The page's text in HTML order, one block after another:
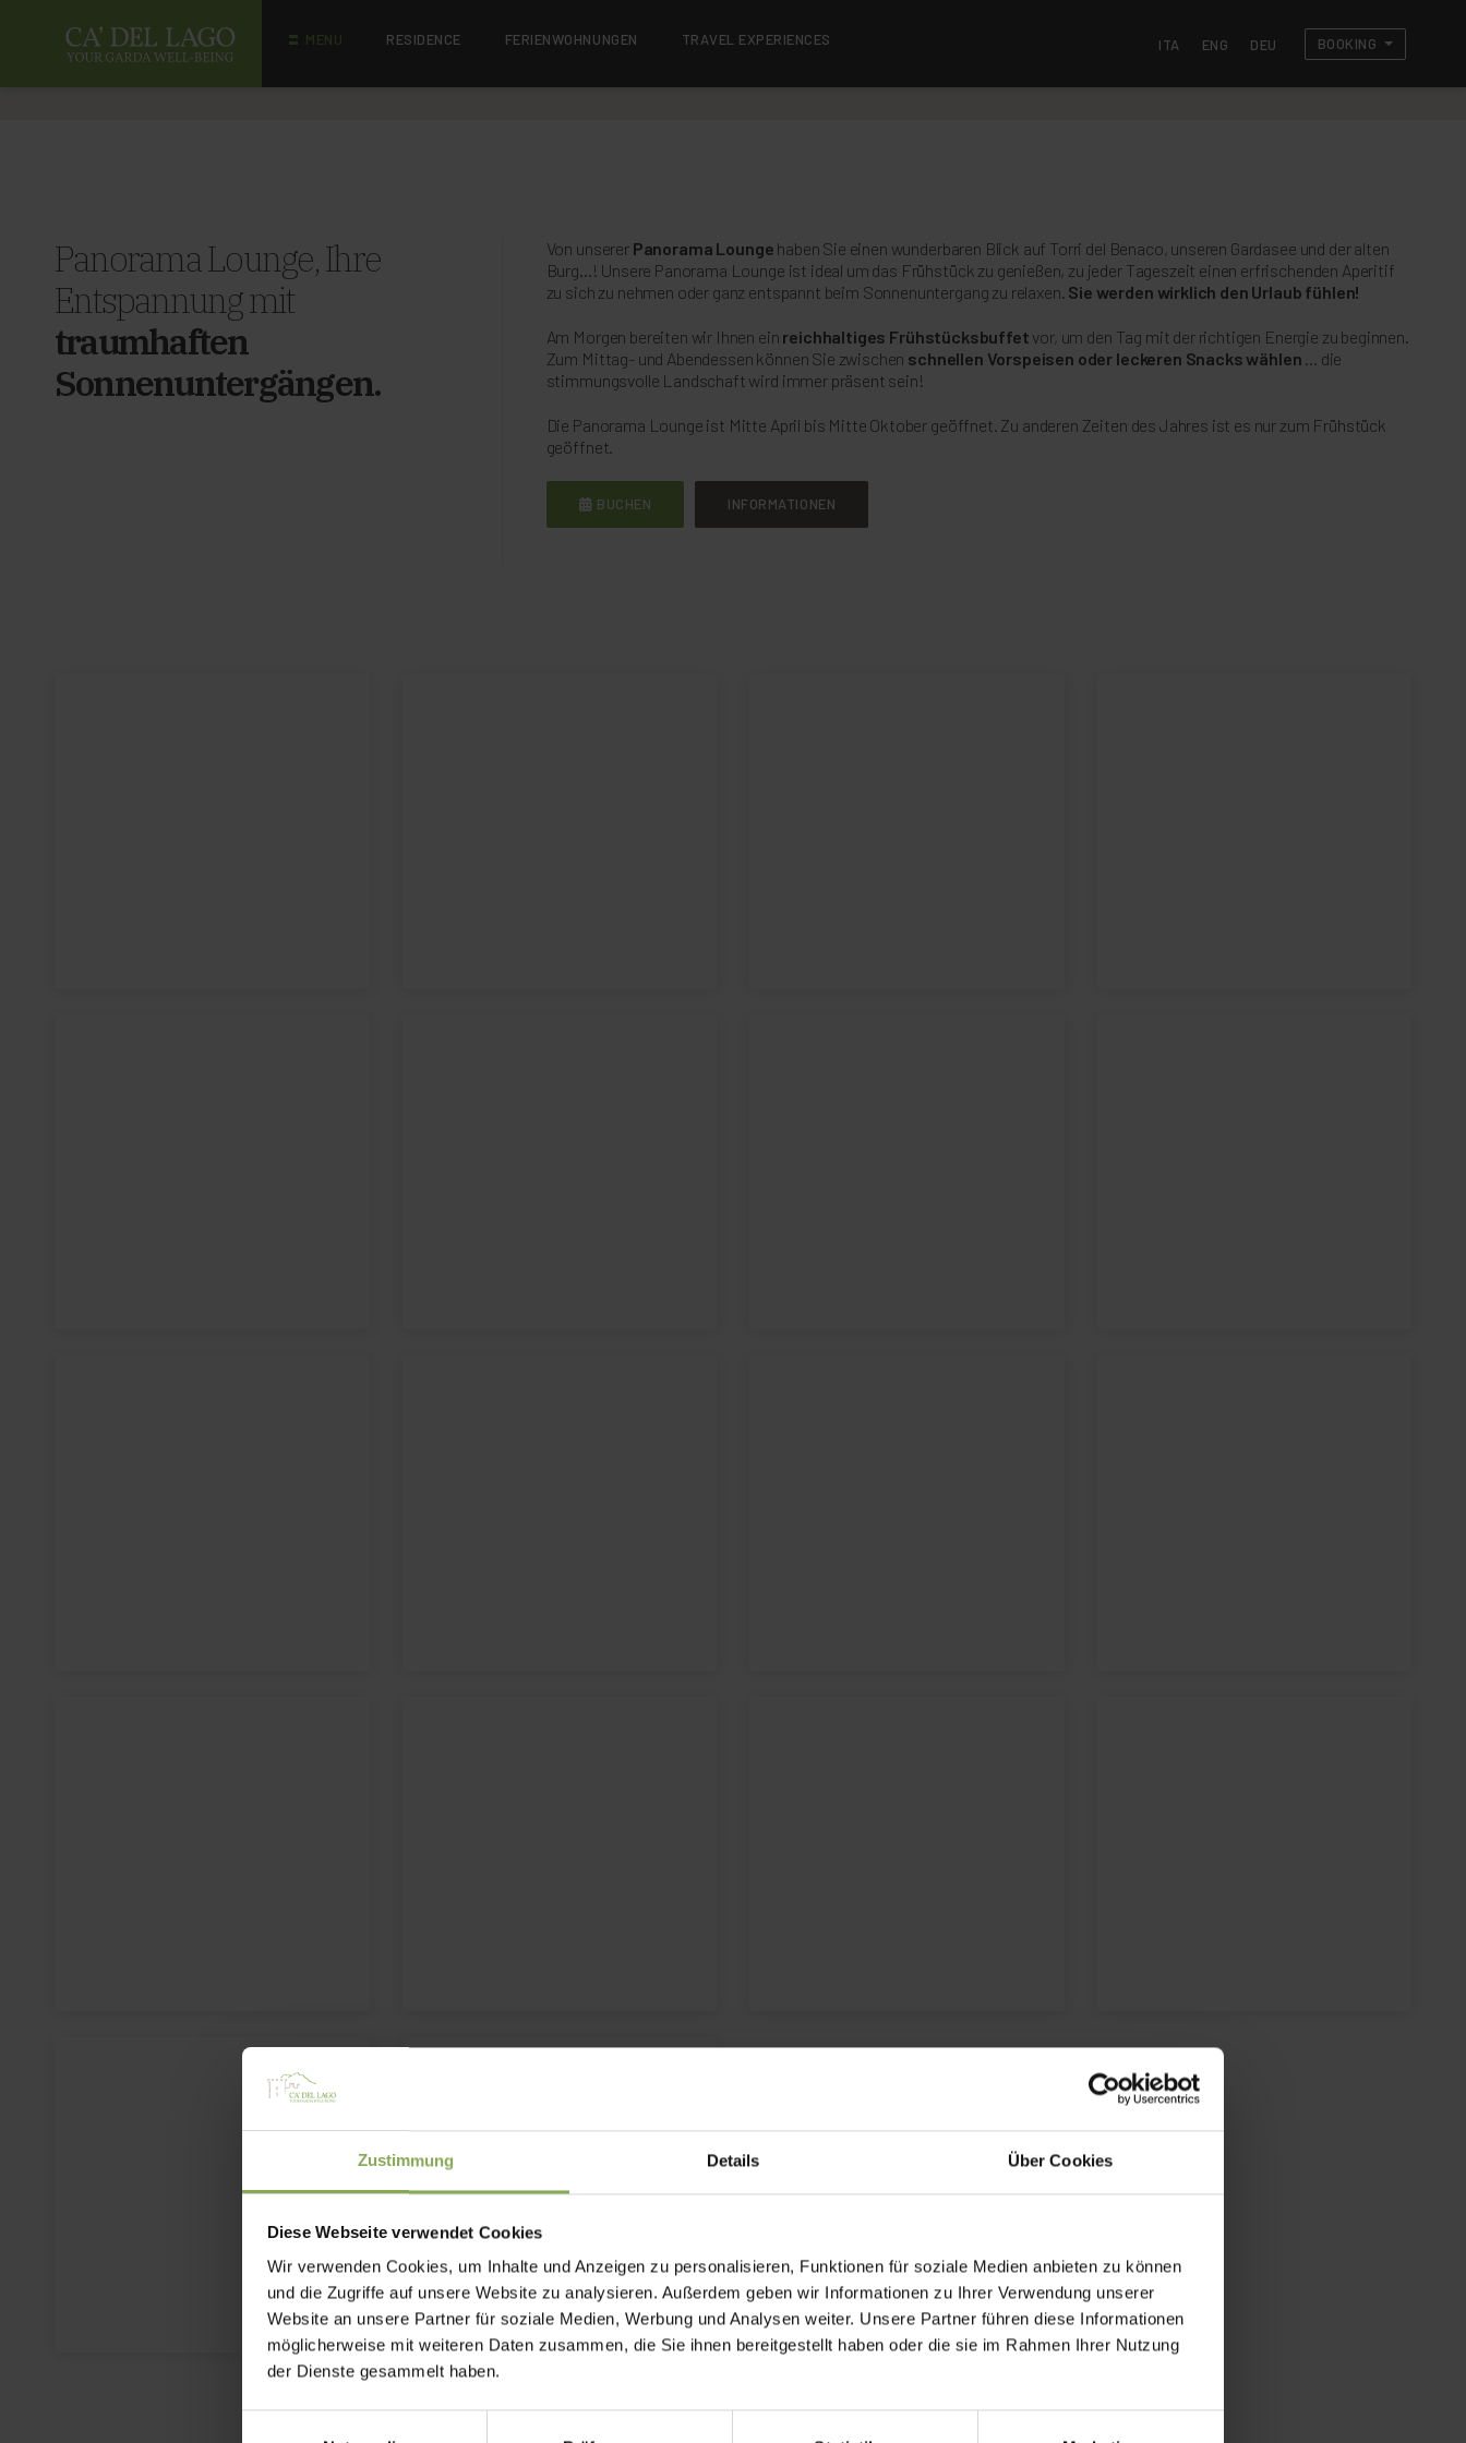
Zustimmung Details Über Cookies
Diese Webseite verwendet Cookies
Wir verwenden Cookies, um Inhalte und Anzeigen zu personalisieren, Funktionen für soziale Medien anbieten zu können
und die Zugriffe auf unsere Website zu analysieren. Außerdem geben wir Informationen zu Ihrer Verwendung unserer
Website an unsere Partner für soziale Medien, Werbung und Analysen weiter. Unsere Partner führen diese Informationen
möglicherweise mit weiteren Daten zusammen, die Sie ihnen bereitgestellt haben oder die sie im Rahmen Ihrer Nutzung
der Dienste gesammelt haben.
MENU RESIDENCE FERIENWOHNUNGEN TRAVEL EXPERIENCES ITA ENG DEU BOOKING
Panorama Lounge, Ihre
Entspannung mit
traumhaften
Sonnenuntergängen.
Von unserer Panorama Lounge haben Sie einen wunderbaren Blick auf Torri del Benaco, unseren Gardasee und der alten
Burg...! Unsere Panorama Lounge ist ideal um das Frühstück zu genießen, zu jeder Tageszeit einen erfrischenden Aperitif
zu sich zu nehmen oder ganz entspannt beim Sonnenuntergang zu relaxen. Sie werden wirklich den Urlaub fühlen!
Am Morgen bereiten wir Ihnen ein reichhaltiges Frühstücksbuffet vor, um den Tag mit der richtigen Energie zu beginnen.
Zum Mittag- und Abendessen können Sie zwischen schnellen Vorspeisen oder leckeren Snacks wählen ... die
stimmungsvolle Landschaft wird immer präsent sein!
Die Panorama Lounge ist Mitte April bis Mitte Oktober geöffnet. Zu anderen Zeiten des Jahres ist es nur zum Frühstück
geöffnet.
BUCHEN INFORMATIONEN